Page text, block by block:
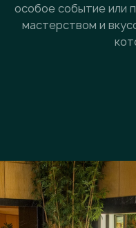
особое событие или
мастерством и